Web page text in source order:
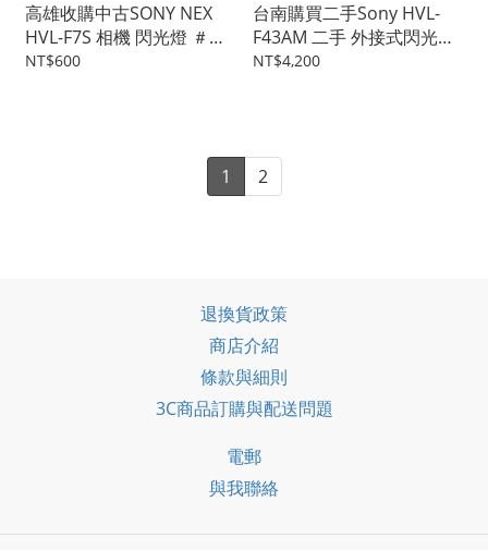
高雄收購中古SONY NEX
HVL-F7S 相機 閃光燈 ＃
00170
NT$600
台南購買二手Sony HVL-
F43AM 二手 外接式閃光燈
公司貨 # 07167
NT$4,200
1 2
退換貨政策
商店介紹
條款與細則
3C商品訂購與配送問題
電郵
與我聯絡